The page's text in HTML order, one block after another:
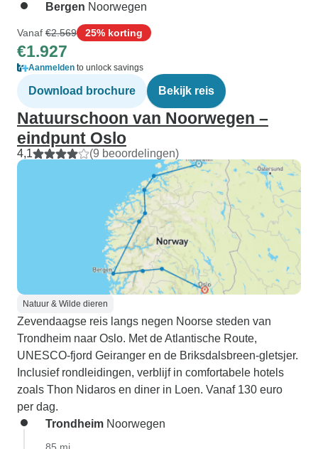
Bergen Noorwegen
Vanaf €2.569 25% korting
€1.927
Aanmelden to unlock savings
Download brochure Bekijk reis
Natuurschoon van Noorwegen –
eindpunt Oslo
4,1 (9 beoordelingen)
Natuur & Wilde dieren
Zevendaagse reis langs negen Noorse steden van
Trondheim naar Oslo. Met de Atlantische Route,
UNESCO-fjord Geiranger en de Briksdalsbreen-gletsjer.
Inclusief rondleidingen, verblijf in comfortabele hotels
zoals Thon Nidaros en diner in Loen. Vanaf 130 euro
per dag.
Trondheim Noorwegen